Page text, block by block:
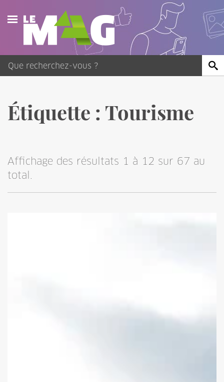
Actualités
Agenda
Vidéos
Étiquette : Tourisme
Affichage des résultats 1 à 12 sur 67 au
total.